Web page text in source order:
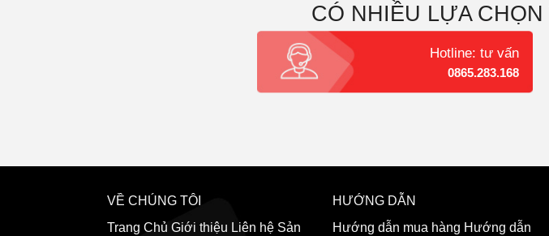
CÓ NHIỀU LỰA
Hotline: tư vấn
0865.283.168
VỀ CHÚNG TÔI
Trang Chủ Giới thiệu Liên hệ Sản
HƯỚNG DẪN
Hướng dẫn mua hàng Hướng dẫn